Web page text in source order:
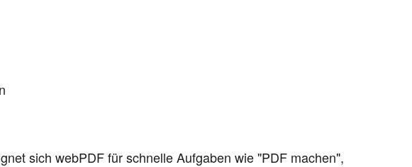
sich webPDF für schnelle Aufgaben wie "PDF machen",